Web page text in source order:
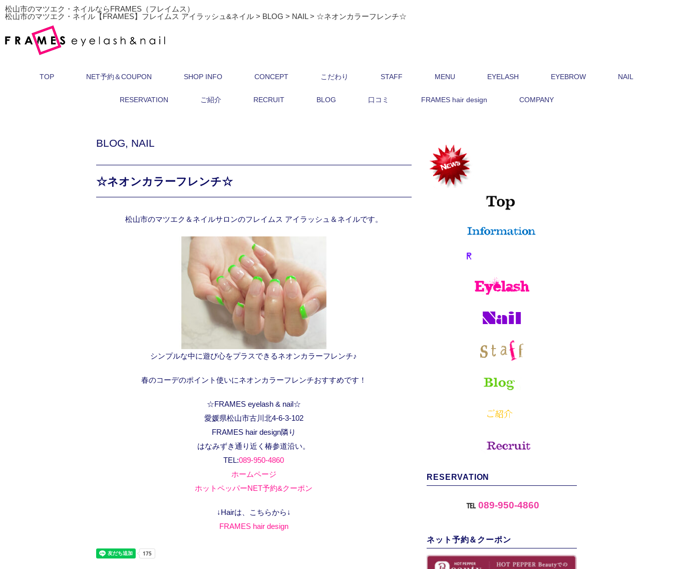
松山市のマツエク・ネイルならFRAMES（フレイムス）
松山市のマツエク・ネイル【FRAMES】フレイムス アイラッシュ&ネイル > BLOG > NAIL> ☆ネオンカラーフレンチ☆
TOP NET予約＆COUPON SHOP INFO CONCEPT こだわり STAFF MENU EYELASH EYEBROW NAIL
RESERVATION ご紹介 RECRUIT BLOG 口コミ FRAMES hair design COMPANY
BLOG, NAIL
☆ネオンカラーフレンチ☆
松山市のマツエク＆ネイルサロンのフレイムス アイラッシュ＆ネイルです。
シンプルな中に遊び心をプラスできるネオンカラーフレンチ♪
春のコーデのポイント使いにネオンカラーフレンチおすすめです！
☆FRAMES eyelash & nail☆
愛媛県松山市古川北4-6-3-102
FRAMES hair design隣り
はなみずき通り近く椿参道沿い。
TEL:089-950-4860
ホームページ
ホットペッパーNET予約&クーポン
↓Hairは、こちらから↓
FRAMES hair design
RESERVATION
℡089-950-4860
ネット予約＆クーポン